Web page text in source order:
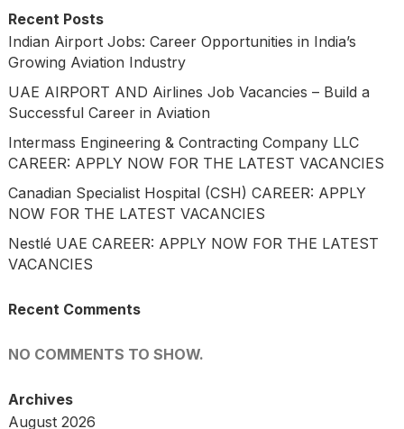
Recent Posts
Indian Airport Jobs: Career Opportunities in India’s
Growing Aviation Industry
UAE AIRPORT AND Airlines Job Vacancies – Build a
Successful Career in Aviation
Intermass Engineering & Contracting Company LLC
CAREER: APPLY NOW FOR THE LATEST VACANCIES
Canadian Specialist Hospital (CSH) CAREER: APPLY
NOW FOR THE LATEST VACANCIES
Nestlé UAE CAREER: APPLY NOW FOR THE LATEST
VACANCIES
Recent Comments
NO COMMENTS TO SHOW.
Archives
August 2026